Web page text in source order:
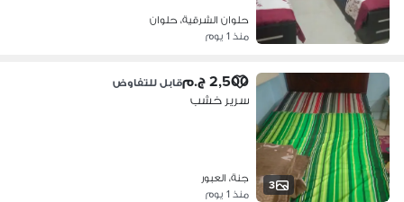
حلوان الشرقية، حلوان
منذ 1 يوم
3
2,500 ج.م قابل للتفاوض
سرير خشب
جنة، العبور
منذ 1 يوم